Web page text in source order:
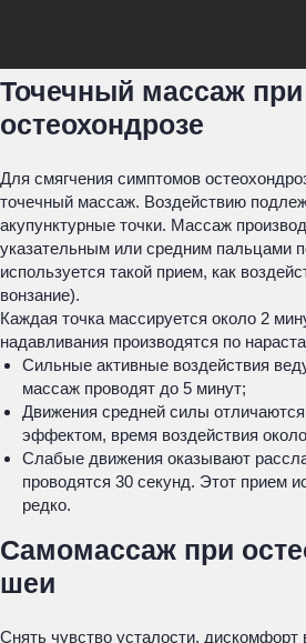
Точечный массаж
остеохондрозе
Для смягчения симптомов
точечный массаж. Воздействию
акупунктурные точки. Массаж
указательным или средним пальцами
используется такой прием, как
вонзание).
Каждая точка массируется около 2
надавливания производятся по
Сильные активные воздействия
массаж проводят до 5 минут;
Движения средней силы
эффектом, время воздействия
Слабые движения оказывают
проводятся 30 секунд. Этот прием
редко.
Самомассаж при
шеи
Снять чувство усталости, дискомфорт